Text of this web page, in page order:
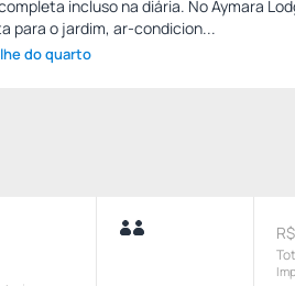
incluso na diária. No Aymara
para o jardim, ar-condicion...
do quarto
R$